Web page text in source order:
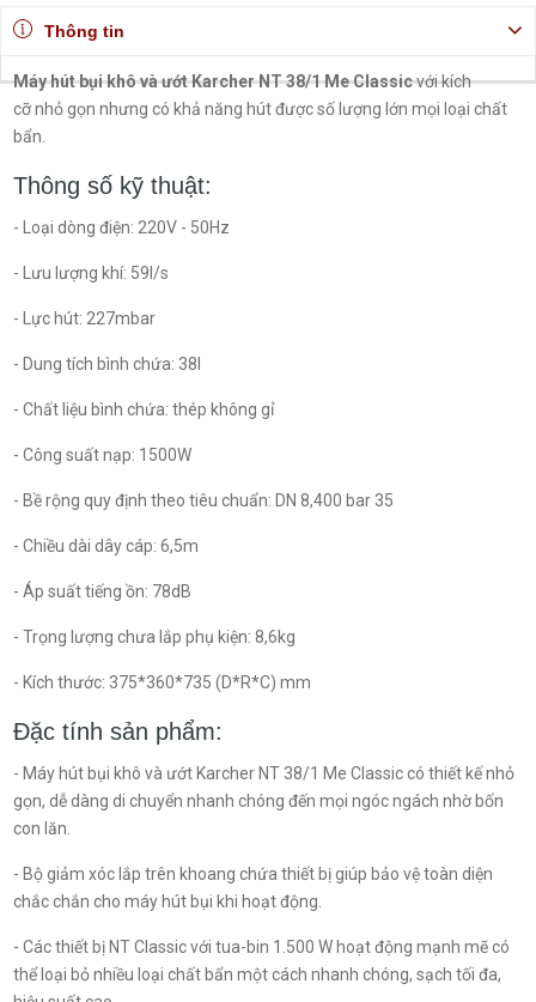
Thông tin
Máy hút bụi khô và ướt Karcher NT 38/1 Me Classicvới kích
cỡ nhỏ gọn nhưng có khả năng hút được số lượng lớn mọi loại chất
bẩn.
Thông số kỹ thuật:
- Loại dòng điện: 220V - 50Hz
- Lưu lượng khí: 59l/s
- Lực hút: 227mbar
- Dung tích bình chứa: 38l
- Chất liệu bình chứa: thép không gỉ
- Công suất nạp: 1500W
- Bề rộng quy định theo tiêu chuẩn: DN 8,400 bar 35
- Chiều dài dây cáp: 6,5m
- Áp suất tiếng ồn: 78dB
- Trọng lượng chưa lắp phụ kiện: 8,6kg
- Kích thước: 375*360*735 (D*R*C) mm
Đặc tính sản phẩm:
- Máy hút bụi khô và ướt Karcher NT 38/1 Me Classic có thiết kế nhỏ
gọn, dễ dàng di chuyển nhanh chóng đến mọi ngóc ngách nhờ bốn
con lăn.
- Bộ giảm xóc lắp trên khoang chứa thiết bị giúp bảo vệ toàn diện
chắc chắn cho máy hút bụi khi hoạt động.
- Các thiết bị NT Classic với tua-bin 1.500 W hoạt động mạnh mẽ có
thể loại bỏ nhiều loại chất bẩn một cách nhanh chóng, sạch tối đa,